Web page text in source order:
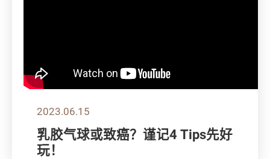
2023.06.15
乳胶气球或致癌？谨记4 Tips先好
玩！